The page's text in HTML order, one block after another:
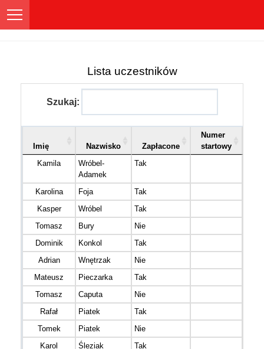
Lista uczestników
Szukaj:
Imię Nazwisko Zapłacone
Numer
startowy
Kamila
Wróbel-
Adamek
Tak
Karolina Foja Tak
Kasper
Wróbel Tak
Tomasz
Bury Nie
Dominik
Konkol Tak
Adrian
Wnętrzak Nie
Mateusz
Pieczarka Tak
Tomasz
Caputa Nie
Rafał
Piatek Tak
Tomek
Piatek Nie
Karol
Śleziak Tak